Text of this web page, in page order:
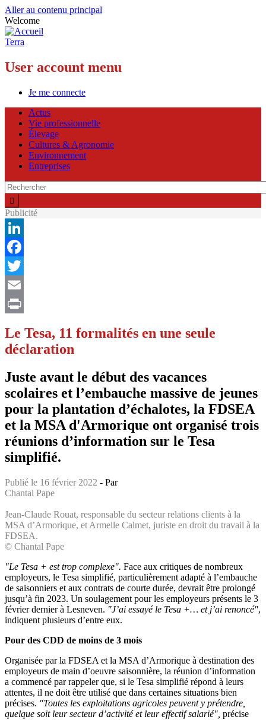
Aller au contenu principal
Welcome
Terra
User account menu
Je me connecte
Actus
Vie professionnelle
Élevage
Cultures & Agronomie
Environnement
Entreprises
Publicité
LinkedIn
Facebook
Twitter
Email
Le Tesa, 11 formalités en une seule
déclaration
Juste avant le début des vacances
scolaires et l’embauche massive de jeunes
pour la plantation d’échalotes, la FDSEA
et la MSA d'Armorique ont organisé trois
réunions d’information sur le Tesa
simplifié.
Publié le 16 février 2022 - Par
Chantal Pape
Jean-Claude Rouat, responsable du secteur relations clients à la
MSA d’Armorique, et Armelle Calmet, juriste en droit du travail à la
FDSEA.
© Chantal Pape
"Le Tesa + est trop complexe". Face aux critiques de nombreux
employeurs, le Tesa simplifié, particulièrement adapté à l’embauche
de saisonniers et aux contrats de courte durée, devrait être prolongé
jusqu’à fin 2023. Un soulagement pour les employeurs présents le 3
février dernier à Lesneven. "J’ai essayé le Tesa +… et j’ai renoncé",
indiquent plusieurs d’entre eux.
Pour des CDD de moins de 3 mois
Organisée par la FDSEA et la MSA d’Armorique à destination des
employeurs de main d’oeuvre saisonnière, la réunion d’information
a commencé par rappeler que, si le Tesa simplifié répond à leurs
attentes, il ne doit être utilisé que dans certaines situations bien
précises. "Toutes les exploitations agricoles peuvent y prétendre,
quelque soit leur secteur d’activité et leur effectif salarié", précise